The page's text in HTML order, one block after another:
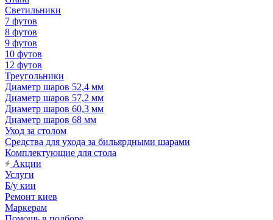
Светильники
7 футов
8 футов
9 футов
10 футов
12 футов
Треугольники
Диаметр шаров 52,4 мм
Диаметр шаров 57,2 мм
Диаметр шаров 60,3 мм
Диаметр шаров 68 мм
Уход за столом
Средства для ухода за бильярдными шарами
Комплектующие для стола
Акции
Услуги
Б/у кии
Ремонт киев
Маркерам